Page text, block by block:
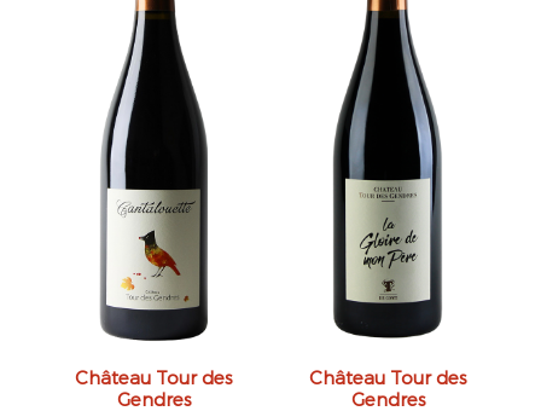
Château Tour des
Gendres
Château Tour des
Gendres